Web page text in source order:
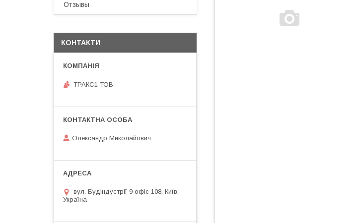
Отзывы
КОНТАКТИ
ТРАКС1 ТОВ
Олександр Миколайович
вул. Будіндустрії 9 офіс 108, Київ,
Україна